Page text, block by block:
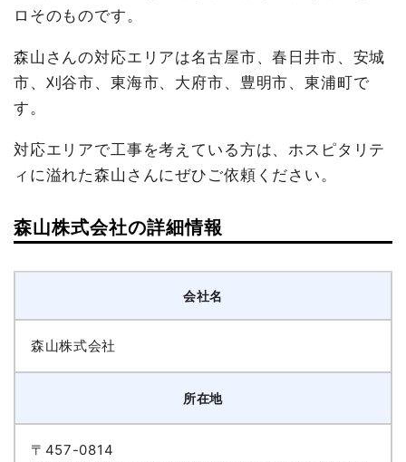
ロそのものです。
森山さんの対応エリアは名古屋市、春日井市、安城
市、刈谷市、東海市、大府市、豊明市、東浦町で
す。
対応エリアで工事を考えている方は、ホスピタリテ
ィに溢れた森山さんにぜひご依頼ください。
森山株式会社の詳細情報
会社名
森山株式会社
所在地
〒457-0814